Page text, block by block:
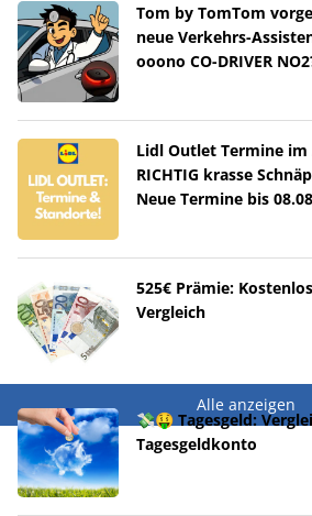
Tom by TomTom
neue Verkehrs-
ooono CO-DRIVER
Lidl Outlet Termine
RICHTIG krasse
Neue Termine bis
525€ Prämie:
Vergleich
Alle anzeigen
💸🤑 Tagesgeld:
Tagesgeldkonto